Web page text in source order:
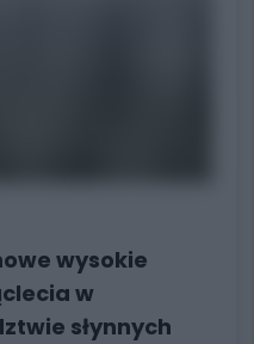
wysokie
w
słynnych